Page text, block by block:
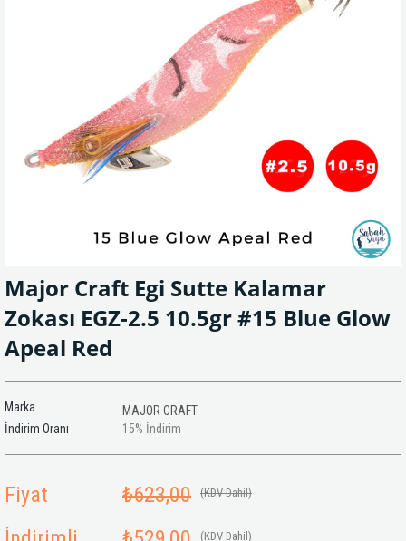
Major Craft Egi Sutte Kalamar
Zokası EGZ-2.5 10.5gr #15 Blue Glow
Apeal Red
Marka
MAJOR CRAFT
İndirim Oranı
%
15 İndirim
Fiyat ₺623,00 (KDV Dahil)
(KDV Dahil)